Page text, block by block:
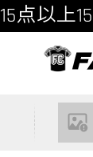
15点以上